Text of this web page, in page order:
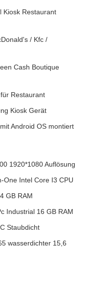
Kiosk Restaurant
/ Kfc /
Cash Boutique
Restaurant
Kiosk Gerät
Android OS montiert
1920*1080 Auflösung
One Intel Core I3 CPU
GB RAM
Industrial 16 GB RAM
Staubdicht
wasserdichter 15,6